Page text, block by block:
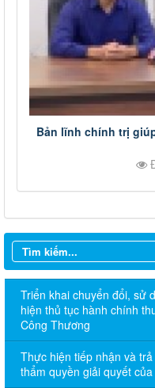
Bản lĩnh chính trị
Triển khai chuyển đổi, sử
hiện thủ tục hành chính
Công Thương
Thực hiện tiếp nhận và
thẩm quyền giải quyết